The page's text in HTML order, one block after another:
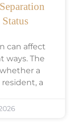
can affect
ways. The
a
a